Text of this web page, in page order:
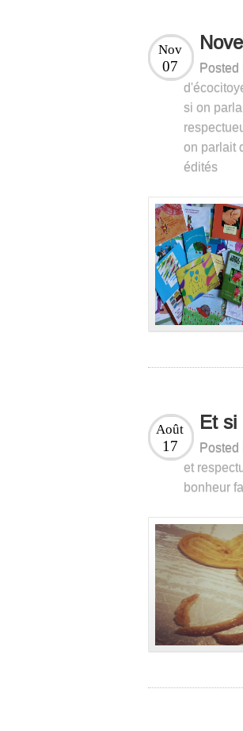
Nov
07 Posted
si on
on parlait
édités
Et
Août
17 Posted
et
bonheur